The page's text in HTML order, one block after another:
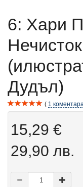
6: Хари
Дудъл)
1 коментара
15,29 €
29,90 лв.